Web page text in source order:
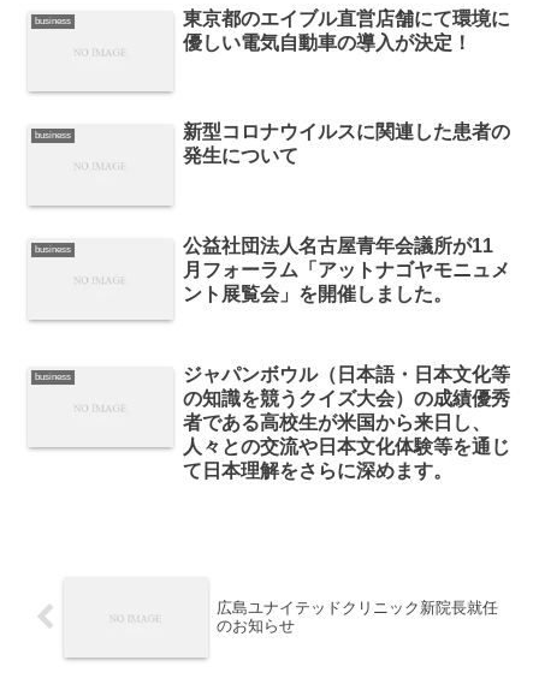
business
東京都のエイブル直営店舗にて環境に
優しい電気自動車の導入が決定！
business
新型コロナウイルスに関連した患者の
発生について
business
公益社団法人名古屋青年会議所が11
月フォーラム「アットナゴヤモニュメ
ント展覧会」を開催しました。
business
ジャパンボウル（日本語・日本文化等
の知識を競うクイズ大会）の成績優秀
者である高校生が米国から来日し、
人々との交流や日本文化体験等を通じ
て日本理解をさらに深めます。
広島ユナイテッドクリニック新院長就任
のお知らせ